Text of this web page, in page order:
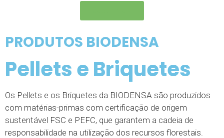
PRODUTOS BIODENSA
Pellets e Briquetes
Os Pellets e os Briquetes da BIODENSA são produzidos
com matérias-primas com certificação de origem
sustentável FSC e PEFC, que garantem a cadeia de
responsabilidade na utilização dos recursos florestais.